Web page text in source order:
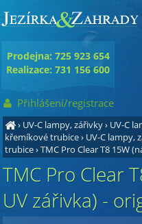
› UV-C lampy, zářivky› UV-C
křemíkové trubice› UV-C lampy,
trubice›TMC Pro Clear T8 15W
TMC Pro Clear
UV zářivka) -
Prodejna: 725 923 654
Realizace: 731 156 600
Přihlášení/registrace